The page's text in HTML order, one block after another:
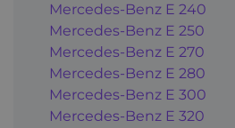
Mercedes-Benz E 240
Mercedes-Benz E 250
Mercedes-Benz E 270
Mercedes-Benz E 280
Mercedes-Benz E 300
Mercedes-Benz E 320